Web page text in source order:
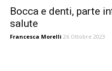
Bocca e denti, parte
salute
Francesca Morelli 26 Ottobre 2023